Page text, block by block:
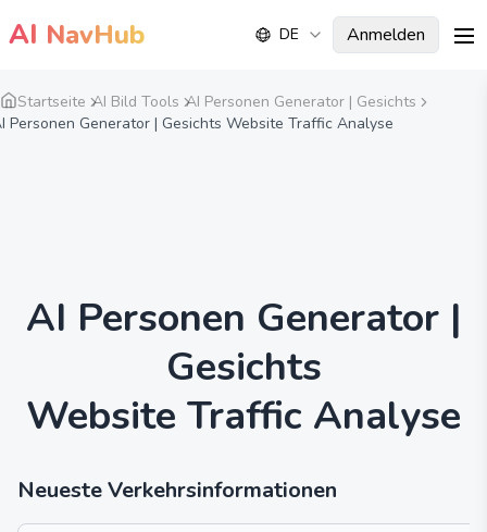
AI NavHub DE Anmelden
Startseite AI Bild Tools AI Personen Generator | Gesichts
Personen Generator | Gesichts Website Traffic Analyse
AI Personen Generator |
Gesichts
Website Traffic Analyse
Neueste Verkehrsinformationen